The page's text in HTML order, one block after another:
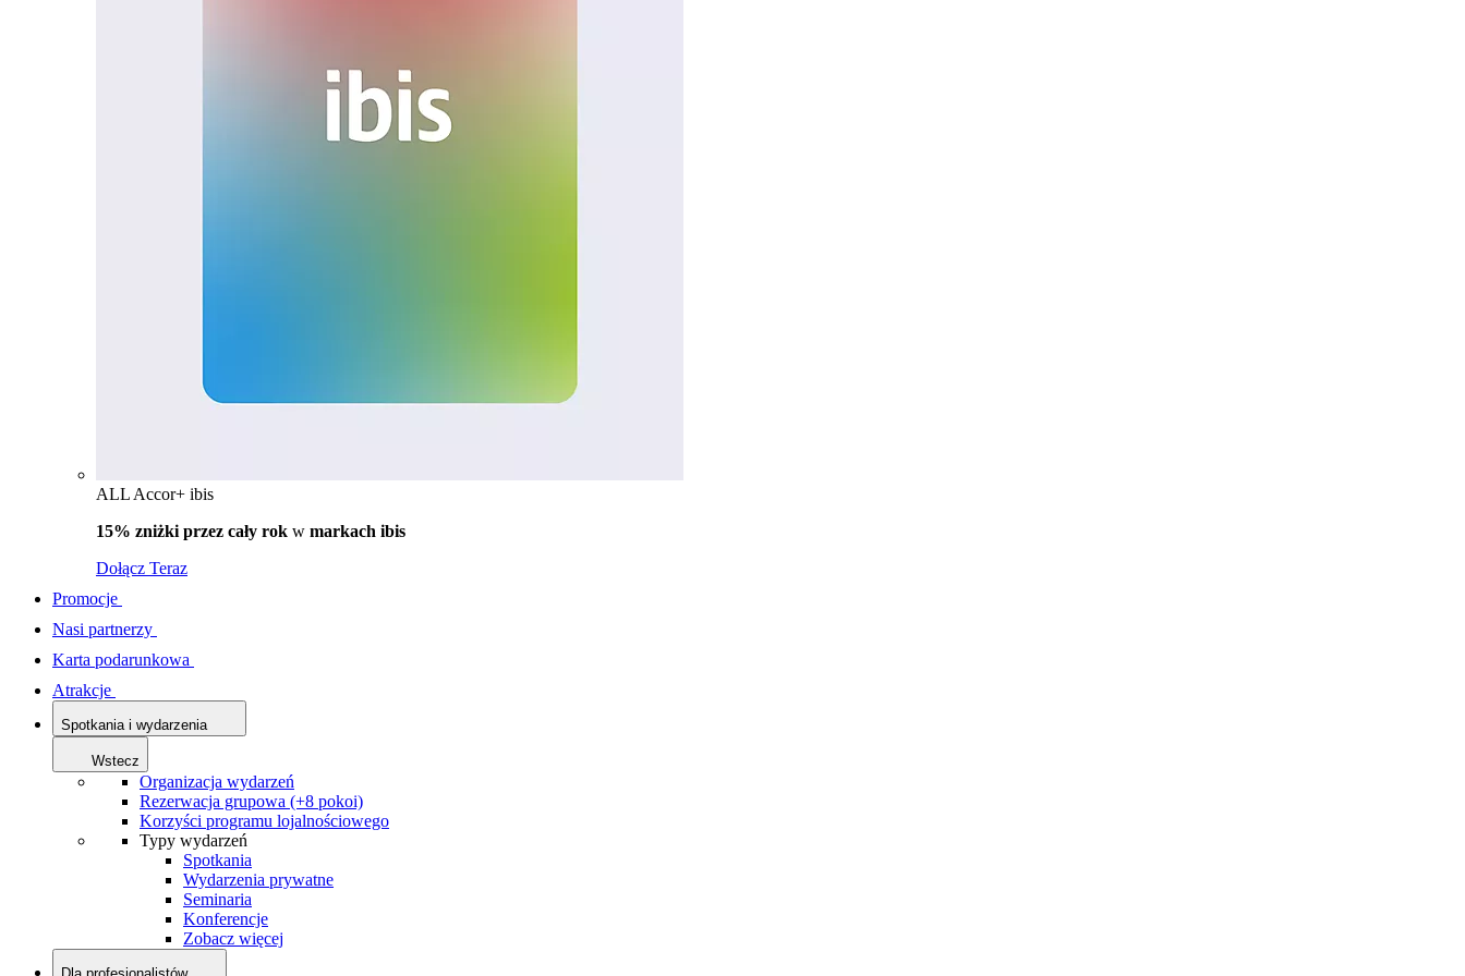
ALL Accor+ ibis
15% zniżki przez cały rok w markach ibis
Dołącz Teraz
Promocje
Nasi partnerzy
Karta podarunkowa
Atrakcje
Spotkania i wydarzenia
Wstecz
Organizacja wydarzeń
Rezerwacja grupowa (+8 pokoi)
Korzyści programu lojalnościowego
Typy wydarzeń
Spotkania
Wydarzenia prywatne
Seminaria
Konferencje
Zobacz więcej